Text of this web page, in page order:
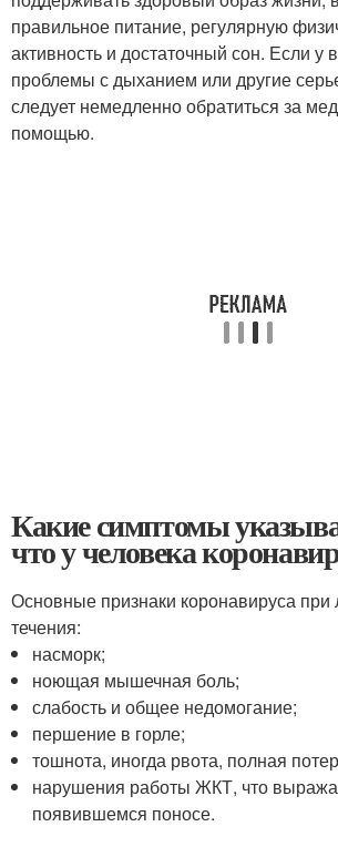
правильное питание, регулярную
активность и достаточный сон. Если у
проблемы с дыханием или другие
следует немедленно обратиться за
помощью.
Какие симптомы
что у человека
Основные признаки коронавируса
течения:
насморк;
ноющая мышечная боль;
слабость и общее недомогание;
першение в горле;
тошнота, иногда рвота, полная
нарушения работы ЖКТ, что
появившемся поносе.